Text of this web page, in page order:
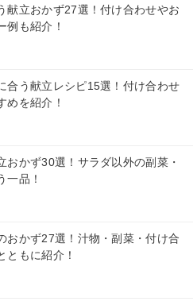
献立おかず27選！付け合わせやお
例も紹介！
合う献立レシピ15選！付け合わせ
めを紹介！
おかず30選！サラダ以外の副菜・
一品！
おかず27選！汁物・副菜・付け合
ともに紹介！